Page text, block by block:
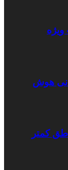
هوش
کمتر